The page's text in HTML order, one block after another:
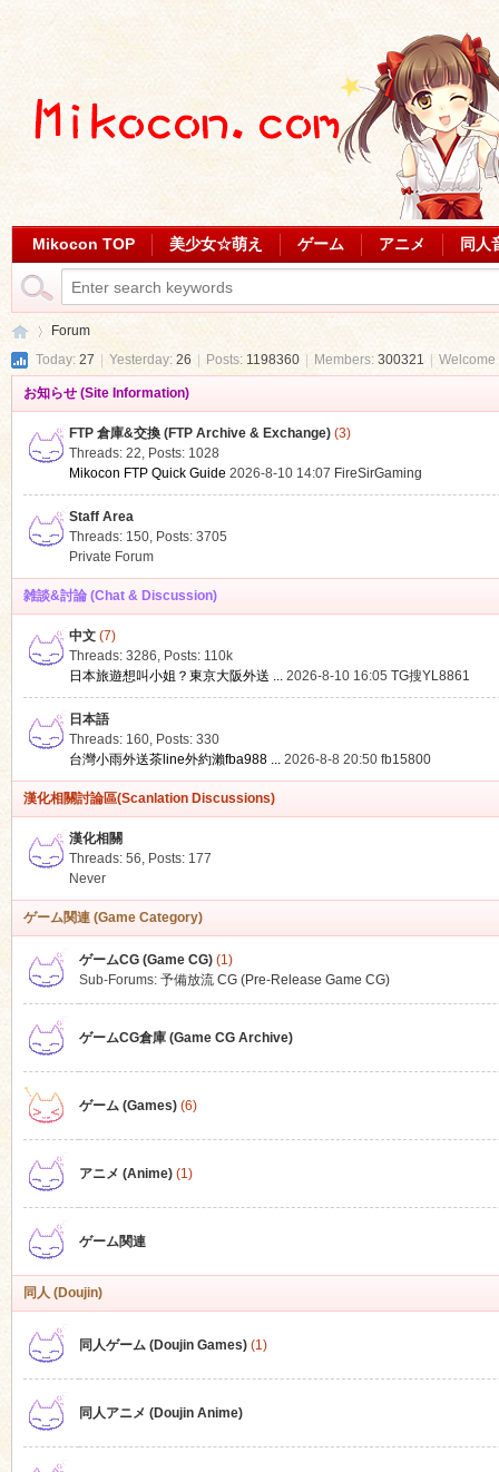
Mikocon TOP 美少女☆萌え ゲーム アニメ 同人
Forum
Today: 27 Yesterday: 26 Posts: 1198360 Members: 300321
お知らせ (Site Information)
FTP 倉庫&交換 (FTP Archive & Exchange)(3)
Threads: 22, Posts: 1028
Mikocon FTP Quick Guide 2026-8-10 14:07 FireSirGaming
Staff Area
Threads: 150, Posts: 3705
Private Forum
雑談&討論 (Chat & Discussion)
中文(7)
Threads: 3286, Posts: 110k
日本旅遊想叫小姐？東京大阪外送 ... 2026-8-10 16:05 TG搜YL8861
日本語
Threads: 160, Posts: 330
台灣小雨外送茶line外約瀨fba988 ... 2026-8-8 20:50 fb15800
漢化相關討論區(Scanlation Discussions)
漢化相關
Threads: 56, Posts: 177
Never
ゲーム関連 (Game Category)
ゲームCG (Game CG)(1)
Sub-Forums: 予備放流 CG (Pre-Release Game CG)
ゲームCG倉庫 (Game CG Archive)
ゲーム (Games)(6)
アニメ (Anime)(1)
ゲーム関連
同人 (Doujin)
同人ゲーム (Doujin Games)(1)
同人アニメ (Doujin Anime)